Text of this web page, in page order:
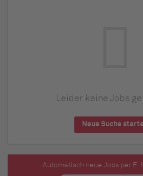
Leider keine Jobs
Neue Suche
Automatisch neue Jobs per